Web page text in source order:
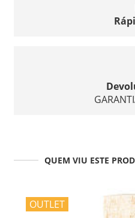
QUEM VIU ESTE
OUTLET